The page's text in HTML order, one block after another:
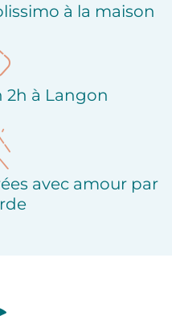
à la maison
2h à Langon
avec amour par